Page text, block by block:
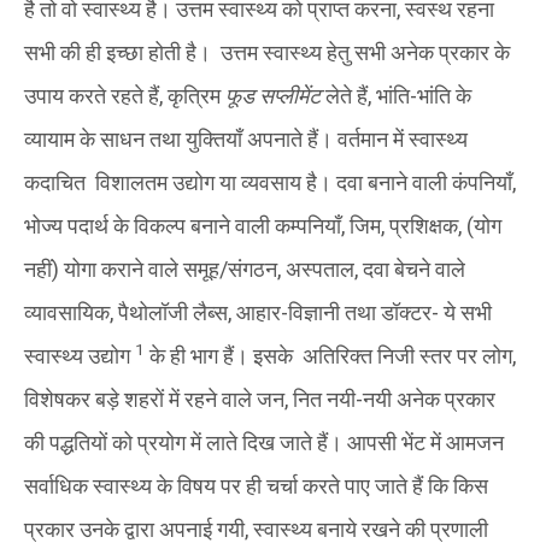
है तो वो स्वास्थ्य है। उत्तम स्वास्थ्य को प्राप्त करना, स्वस्थ रहना
सभी की ही इच्छा होती है। उत्तम स्वास्थ्य हेतु सभी अनेक प्रकार के
उपाय करते रहते हैं, कृत्रिम फूड सप्लीमेंटलेते हैं, भांति-भांति के
व्यायाम के साधन तथा युक्तियाँ अपनाते हैं। वर्तमान में स्वास्थ्य
कदाचित विशालतम उद्योग या व्यवसाय है। दवा बनाने वाली कंपनियाँ,
भोज्य पदार्थ के विकल्प बनाने वाली कम्पनियाँ, जिम, प्रशिक्षक, (योग
नहीं) योगा कराने वाले समूह/संगठन, अस्पताल, दवा बेचने वाले
व्यावसायिक, पैथोलॉजी लैब्स, आहार-विज्ञानी तथा डॉक्टर- ये सभी
स्वास्थ्य उद्योग 1 के ही भाग हैं। इसके अतिरिक्त निजी स्तर पर लोग,
विशेषकर बड़े शहरों में रहने वाले जन, नित नयी-नयी अनेक प्रकार
की पद्धतियों को प्रयोग में लाते दिख जाते हैं। आपसी भेंट में आमजन
सर्वाधिक स्वास्थ्य के विषय पर ही चर्चा करते पाए जाते हैं कि किस
प्रकार उनके द्वारा अपनाई गयी, स्वास्थ्य बनाये रखने की प्रणाली